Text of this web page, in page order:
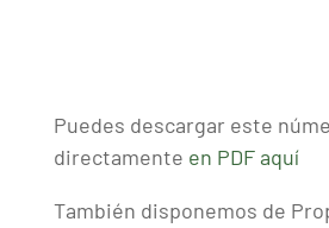
Puedes descargar este
directamente en PDF aquí
También disponemos de